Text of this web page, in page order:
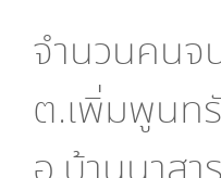
จำนวนคนจ
ต.เพิ่มพูนท
อ.บ้านนาสาร